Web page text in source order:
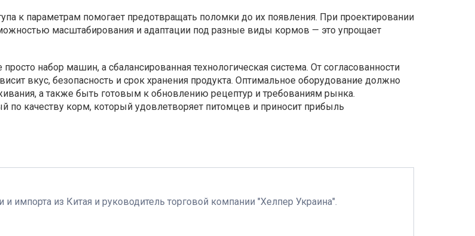
к параметрам помогает предотвращать поломки до их появления. При проектировании
масштабирования и адаптации под разные виды кормов — это упрощает
набор машин, а сбалансированная технологическая система. От согласованности
вкус, безопасность и срок хранения продукта. Оптимальное оборудование должно
а также быть готовым к обновлению рецептур и требованиям рынка.
качеству корм, который удовлетворяет питомцев и приносит прибыль
из Китая и руководитель торговой компании "Хелпер Украина".